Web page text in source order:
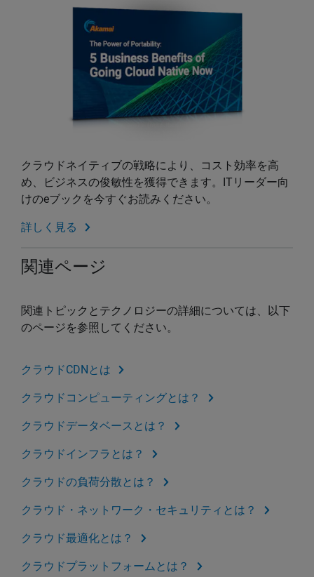
クラウドネイティブの戦略により、コスト効率を高
め、ビジネスの俊敏性を獲得できます。ITリーダー向
けのeブックを今すぐお読みください。
詳しく見る
関連ページ
関連トピックとテクノロジーの詳細については、以下
のページを参照してください。
クラウドCDNとは
クラウドコンピューティングとは？
クラウドデータベースとは？
クラウドインフラとは？
クラウドの負荷分散とは？
クラウド・ネットワーク・セキュリティとは？
クラウド最適化とは？
クラウドプラットフォームとは？